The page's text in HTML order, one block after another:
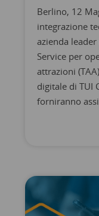
Berlino, 12
integrazione
azienda
Service per
attrazioni
digitale di TUI
forniranno